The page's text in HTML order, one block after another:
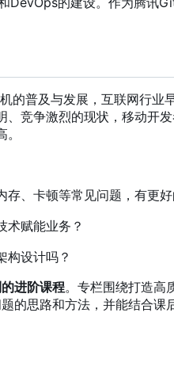
的普及与发展 ， 互联网行业
、竞争激烈的现状 ， 移动开
、卡顿等常见问题，有更
术赋能业务？
构设计吗？
进阶课程。专栏围绕打造高
的思路和方法 ， 并能结合课